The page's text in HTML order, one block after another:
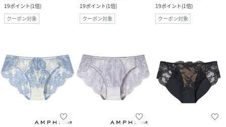
19ポイント(1倍)
クーポン対象
19ポイント(1倍)
クーポン対象
19ポイント(1倍)
クーポン対象